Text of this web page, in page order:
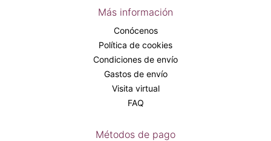
Más información
Conócenos
Política de cookies
Condiciones de envío
Gastos de envío
Visita virtual
FAQ
Métodos de pago